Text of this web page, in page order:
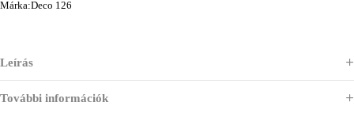
Márka:Deco 126
Leírás
További információk